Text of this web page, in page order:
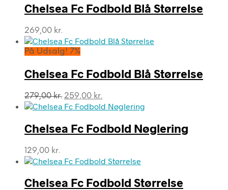
var:
299,00 kr..
er:
289,00 kr..
Chelsea Fc Fodbold Blå Størrelse
269,00 kr.
På Udsalg! 7%
Chelsea Fc Fodbold Blå Størrelse
279,00kr. Den
oprindelige
var:
279,00 kr..
259,00 kr.
aktuelle
er:
259,00 kr..
Chelsea Fc Fodbold Nøglering
129,00 kr.
Chelsea Fc Fodbold Størrelse